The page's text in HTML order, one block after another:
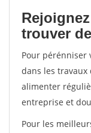
trouver
Pour
dans les
alimenter
entreprise et
Pour les